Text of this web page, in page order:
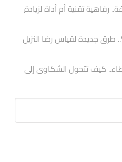
رفاهية تقنية أم أداة لزيادة
طرق جديدة لقياس رضا النزيل
كيف تتحول الشكاوى إلى